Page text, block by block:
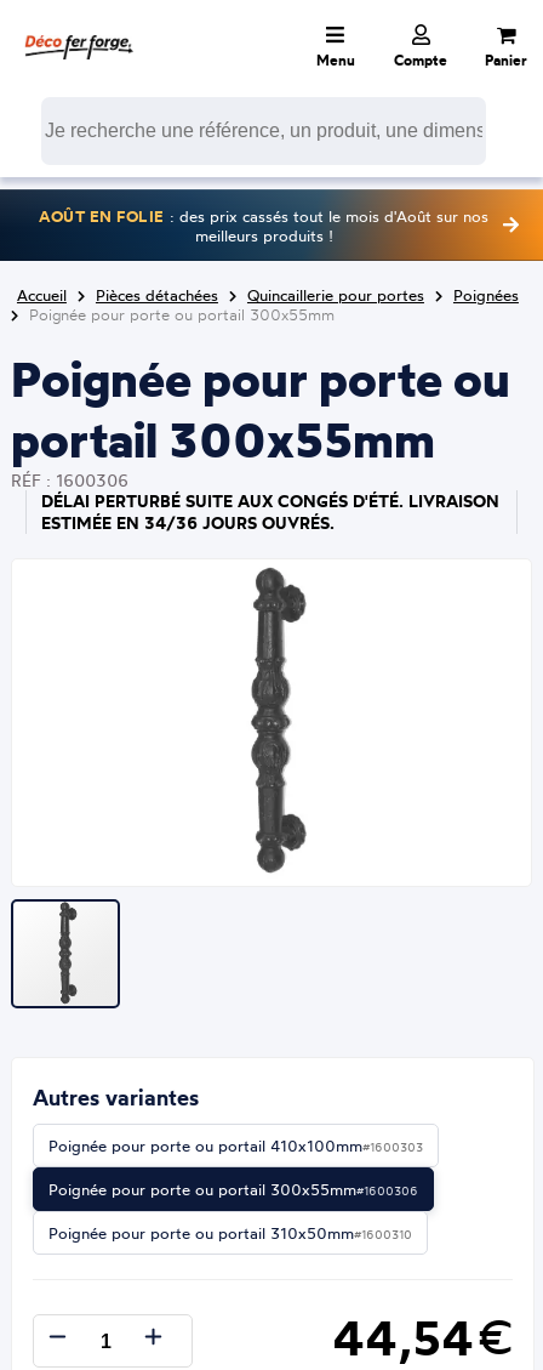
Menu Compte Panier
AOÛT EN FOLIE : des prix cassés tout le mois d'Août sur nos
meilleurs produits !
Accueil Pièces détachées Quincaillerie pour portes
Poignées
Poignée pour porte ou portail 300x55mm
Poignée pour porte ou
portail 300x55mm
RÉF : 1600306
DÉLAI PERTURBÉ SUITE AUX CONGÉS D'ÉTÉ. LIVRAISON
ESTIMÉE EN 34/36 JOURS OUVRÉS.
Autres variantes
Poignée pour porte ou portail 410x100mm#1600303
Poignée pour porte ou portail 300x55mm#1600306
Poignée pour porte ou portail 310x50mm#1600310
44,54€